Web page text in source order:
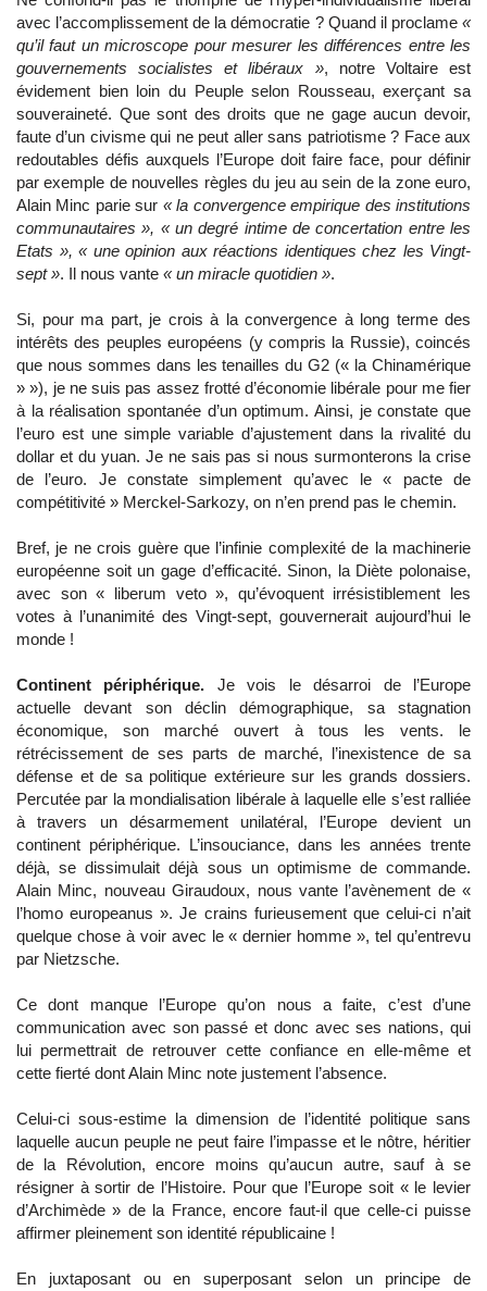
avec l’accomplissement de la démocratie ? Quand il proclame «
qu’il faut un microscope pour mesurer les différences entre les
gouvernements socialistes et libéraux », notre Voltaire est
évidement bien loin du Peuple selon Rousseau, exerçant sa
souveraineté. Que sont des droits que ne gage aucun devoir,
faute d’un civisme qui ne peut aller sans patriotisme ? Face aux
redoutables défis auxquels l’Europe doit faire face, pour définir
par exemple de nouvelles règles du jeu au sein de la zone euro,
Alain Minc parie sur « la convergence empirique des institutions
communautaires », « un degré intime de concertation entre les
Etats », « une opinion aux réactions identiques chez les Vingt-
sept ». Il nous vante « un miracle quotidien ».
Si, pour ma part, je crois à la convergence à long terme des
intérêts des peuples européens (y compris la Russie), coincés
que nous sommes dans les tenailles du G2 (« la Chinamérique
» »), je ne suis pas assez frotté d’économie libérale pour me fier
à la réalisation spontanée d’un optimum. Ainsi, je constate que
l’euro est une simple variable d’ajustement dans la rivalité du
dollar et du yuan. Je ne sais pas si nous surmonterons la crise
de l’euro. Je constate simplement qu’avec le « pacte de
compétitivité » Merckel-Sarkozy, on n’en prend pas le chemin.
Bref, je ne crois guère que l’infinie complexité de la machinerie
européenne soit un gage d’efficacité. Sinon, la Diète polonaise,
avec son « liberum veto », qu’évoquent irrésistiblement les
votes à l’unanimité des Vingt-sept, gouvernerait aujourd’hui le
monde !
Continent périphérique. Je vois le désarroi de l’Europe
actuelle devant son déclin démographique, sa stagnation
économique, son marché ouvert à tous les vents. le
rétrécissement de ses parts de marché, l’inexistence de sa
défense et de sa politique extérieure sur les grands dossiers.
Percutée par la mondialisation libérale à laquelle elle s’est ralliée
à travers un désarmement unilatéral, l’Europe devient un
continent périphérique. L’insouciance, dans les années trente
déjà, se dissimulait déjà sous un optimisme de commande.
Alain Minc, nouveau Giraudoux, nous vante l’avènement de «
l’homo europeanus ». Je crains furieusement que celui-ci n’ait
quelque chose à voir avec le « dernier homme », tel qu’entrevu
par Nietzsche.
Ce dont manque l’Europe qu’on nous a faite, c’est d’une
communication avec son passé et donc avec ses nations, qui
lui permettrait de retrouver cette confiance en elle-même et
cette fierté dont Alain Minc note justement l’absence.
Celui-ci sous-estime la dimension de l’identité politique sans
laquelle aucun peuple ne peut faire l’impasse et le nôtre, héritier
de la Révolution, encore moins qu’aucun autre, sauf à se
résigner à sortir de l’Histoire. Pour que l’Europe soit « le levier
d’Archimède » de la France, encore faut-il que celle-ci puisse
affirmer pleinement son identité républicaine !
En juxtaposant ou en superposant selon un principe de